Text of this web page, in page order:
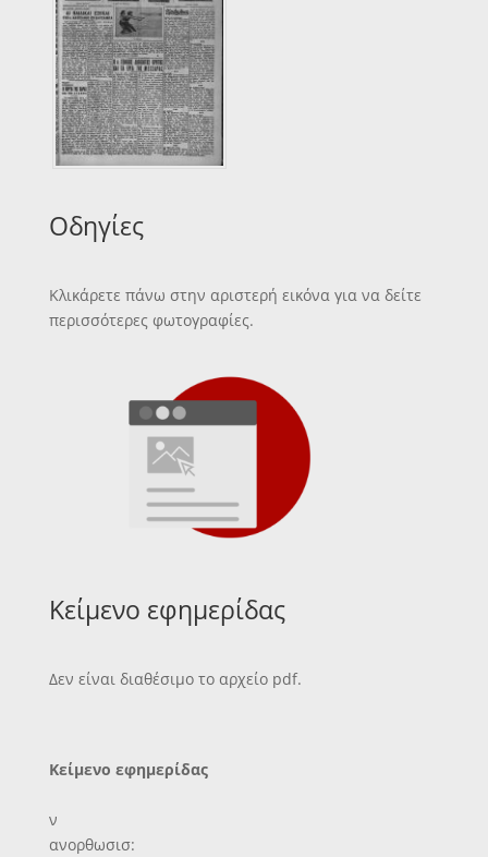
Οδηγίες
Κλικάρετε πάνω στην αριστερή εικόνα για να δείτε
περισσότερες φωτογραφίες.
Κείμενο εφημερίδας
Δεν είναι διαθέσιμο το αρχείο pdf.
Κείμενο εφημερίδας
ν
ανορθωσισ: